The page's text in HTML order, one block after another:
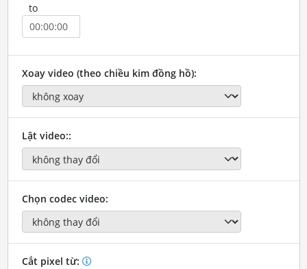
to
Xoay video (theo chiều kim đồng hồ):
Lật video::
Chọn codec video:
Cắt pixel từ: